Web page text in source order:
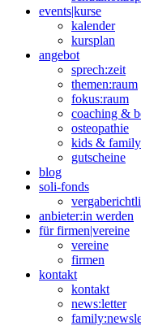
events|kurse
kalender
kursplan
angebot
sprech:zeit
themen:raum
fokus:raum
coaching &
osteopathie
kids & family
gutscheine
blog
soli-fonds
anbieter:in werden
für firmen|vereine
vereine
firmen
kontakt
kontakt
news:letter